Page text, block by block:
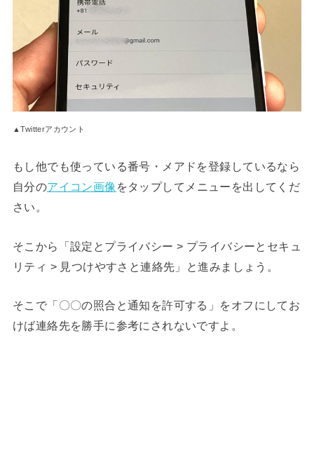
▲Twitterアカウント
もし他でも使っている番号・メアドを登録しているなら
自分のアイコン画像 をタップしてメニューを出してくだ
さい。
そこから「設定とプライバシー > プライバシーとセキュ
リティ > 見つけやすさと連絡先」と進みましょう。
そこで「〇〇の照合と通知を許可する」をオフにしてお
けば連絡先を勝手に参考にされないですよ。